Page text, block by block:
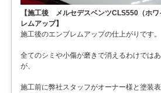
【施工後 メルセデスベンツCLS550（ホワ
レムアップ】
施工後のエンブレムアップの仕上がりです。
全てのシミや小傷が磨きで消えるわけでは
が、
施工前に弊社スタッフがオーナー様と塗装